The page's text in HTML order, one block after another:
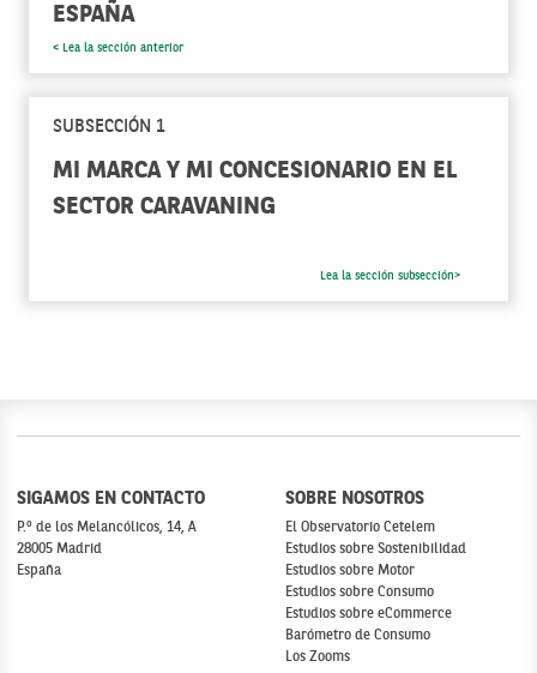
ESPAÑA
< Lea la sección anterior
SUBSECCIÓN 1
MI MARCA Y MI CONCESIONARIO EN EL
SECTOR CARAVANING
Lea la sección subsección>
SIGAMOS EN CONTACTO
P.º de los Melancólicos, 14, A
28005 Madrid
España
SOBRE NOSOTROS
El Observatorio Cetelem
Estudios sobre Sostenibilidad
Estudios sobre Motor
Estudios sobre Consumo
Estudios sobre eCommerce
Barómetro de Consumo
Los Zooms